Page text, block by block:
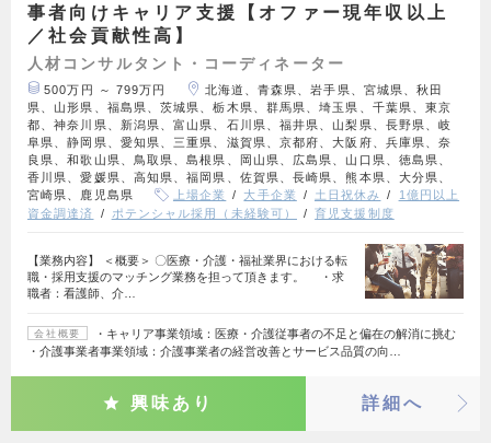
事者向けキャリア支援【オファー現年収以上
／社会貢献性高】
人材コンサルタント・コーディネーター
500万円 ～ 799万円
北海道、青森県、岩手県、宮城県、秋田
県、山形県、福島県、茨城県、栃木県、群馬県、埼玉県、千葉県、東京
都、神奈川県、新潟県、富山県、石川県、福井県、山梨県、長野県、岐
阜県、静岡県、愛知県、三重県、滋賀県、京都府、大阪府、兵庫県、奈
良県、和歌山県、鳥取県、島根県、岡山県、広島県、山口県、徳島県、
香川県、愛媛県、高知県、福岡県、佐賀県、長崎県、熊本県、大分県、
宮崎県、鹿児島県
上場企業 大手企業 土日祝休み
1億円以上
資金調達済
ポテンシャル採用（未経験可） 育児支援制度
【業務内容】 ＜概要＞ 〇医療・介護・福祉業界における転
職・採用支援のマッチング業務を担って頂きます。 ・求
職者：看護師、介…
会社概要
・キャリア事業領域：医療・介護従事者の不足と偏在の解消に挑む
・介護事業者事業領域：介護事業者の経営改善とサービス品質の向…
興味あり 詳細へ